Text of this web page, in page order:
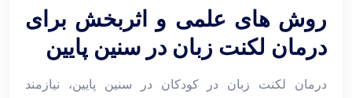
روش های علمی و اثربخش برای
درمان لکنت زبان در سنین پایین
درمان لکنت زبان در کودکان در سنین پایین، نیازمند